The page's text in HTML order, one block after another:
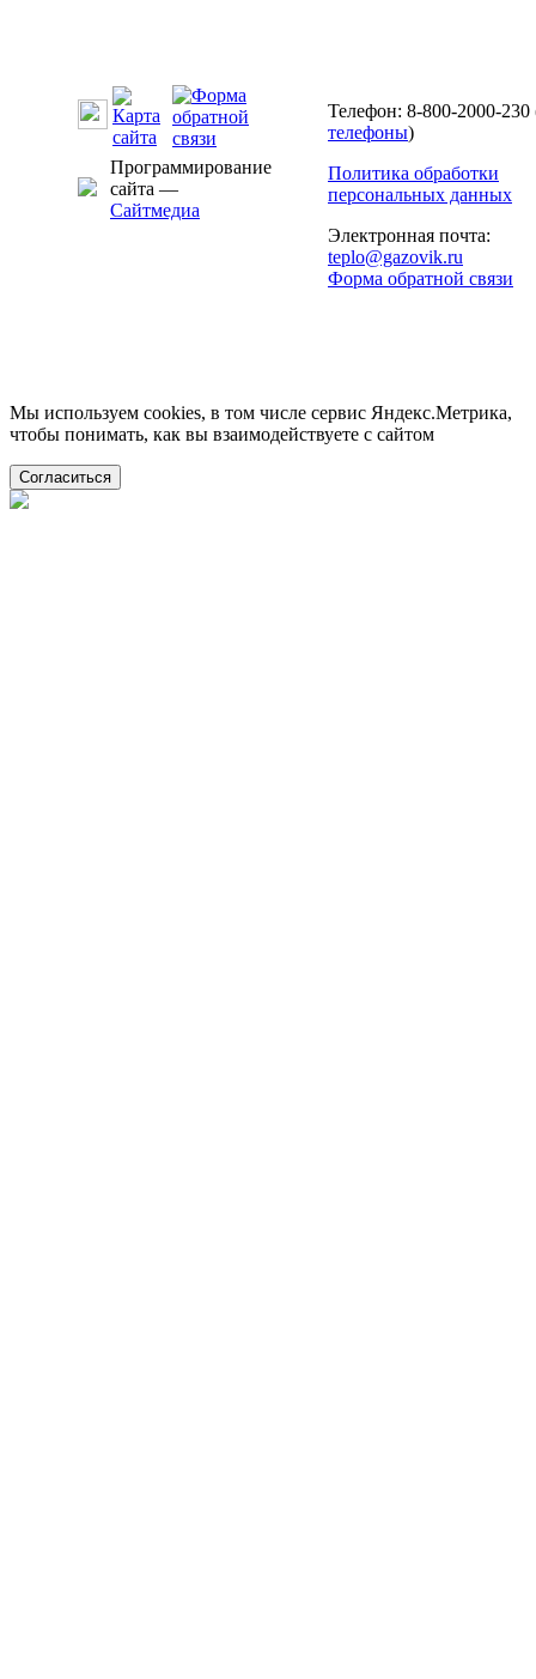
Программирование
сайта —
Сайтмедиа
Телефон: 8-800-2000-230
телефоны)
Политика обработки
персональных данных
Электронная почта:
teplo@gazovik.ru
Форма обратной связи
Мы используем cookies, в том числе сервис Яндекс.Метрика,
чтобы понимать, как вы взаимодействуете с сайтом
Согласиться